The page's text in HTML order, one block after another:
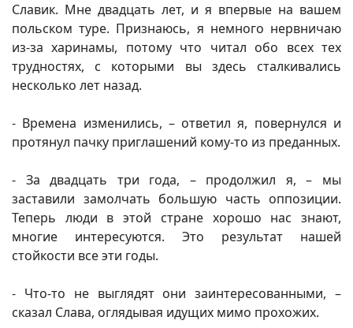
Славик. Мне двадцать лет, и я впервые на вашем
польском туре. Признаюсь, я немного нервничаю
из-за харинамы, потому что читал обо всех тех
трудностях, с которыми вы здесь сталкивались
несколько лет назад.
- Времена изменились, – ответил я, повернулся и
протянул пачку приглашений кому-то из преданных.
- За двадцать три года, – продолжил я, – мы
заставили замолчать большую часть оппозиции.
Теперь люди в этой стране хорошо нас знают,
многие интересуются. Это результат нашей
стойкости все эти годы.
- Что-то не выглядят они заинтересованными, –
сказал Слава, оглядывая идущих мимо прохожих.